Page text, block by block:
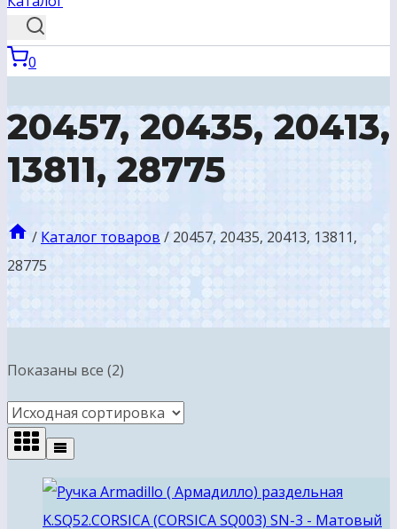
0
20457, 20435, 20413,
13811, 28775
/ Каталог товаров / 20457, 20435, 20413, 13811,
28775
Показаны все (2)